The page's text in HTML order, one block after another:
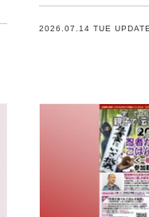
2026.07.14 TUE